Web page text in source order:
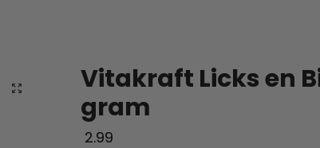
Vitakraft Licks en
gram
2.99